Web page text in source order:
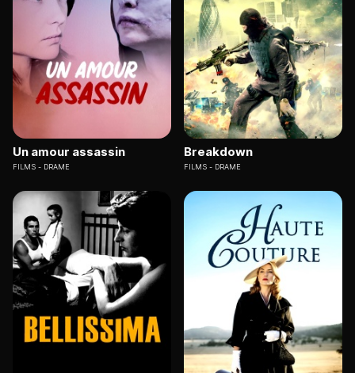
Un amour assassin
FILMS DRAME
Breakdown
FILMS DRAME